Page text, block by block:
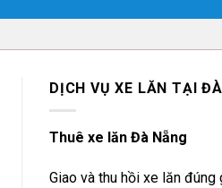
DỊCH VỤ XE LĂN TẠI
Thuê xe lăn Đà Nẵng
Giao và thu hồi xe lăn đúng